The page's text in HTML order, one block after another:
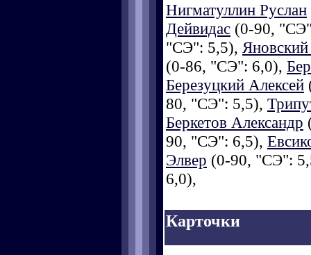
Нигматуллин Руслан
Дейвидас (0-90,
"СЭ": 5,5),
(0-86, "СЭ": 6,0),
Березуцкий Алексей
80, "СЭ": 5,5),
Беркетов Александр
90, "СЭ": 6,5),
Элвер (0-90, "СЭ":
6,0),
Карточки